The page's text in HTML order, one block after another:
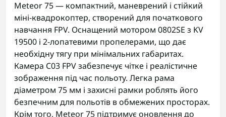
Meteor 75 — компактний, маневрений і стійкий
міні-квадрокоптер, створений для початкового
навчання FPV. Оснащений мотором 0802SE з KV
19500 і 2-лопатевими пропелерами, що дає
необхідну тягу при мінімальних габаритах.
Камера C03 FPV забезпечує чітке і реалістичне
зображення під час польоту. Легка рама
діаметром 75 мм і захисні рамки роблять його
безпечним для польотів в обмежених просторах.
Крім того, Meteor 75 підтримує оновлення до